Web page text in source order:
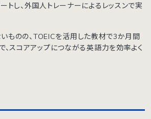
トし、外国人トレーナーによるレッスンで実
ものの、TOEICを活用した教材で3か月間
、スコアアップにつながる英語力を効率よく